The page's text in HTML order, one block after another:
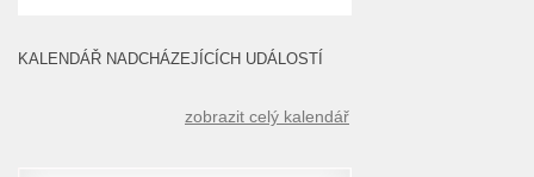
KALENDÁŘ NADCHÁZEJÍCÍCH UDÁLOSTÍ
zobrazit celý kalendář